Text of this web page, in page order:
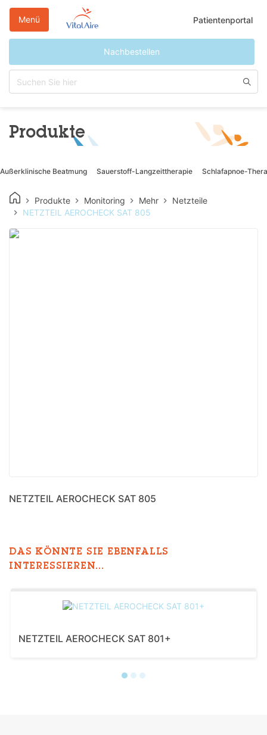
Patientenportal
Nachbestellen
Menü
Produkte
Außerklinische Beatmung Sauerstoff-Langzeittherapie Schlafapnoe-
Produkte Monitoring Mehr
Netzteile
NETZTEIL AEROCHECK SAT 805
NETZTEIL AEROCHECK SAT 805
DAS KÖNNTE SIE EBENFALLS
INTERESSIEREN...
NETZTEIL AEROCHECK SAT 801+